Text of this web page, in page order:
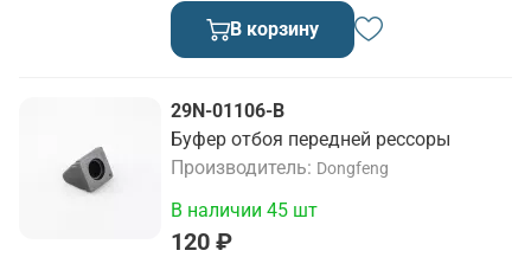
В корзину
29N-01106-B
Буфер отбоя передней рессоры
Производитель
Dongfeng
120 ₽
В наличии 45 шт